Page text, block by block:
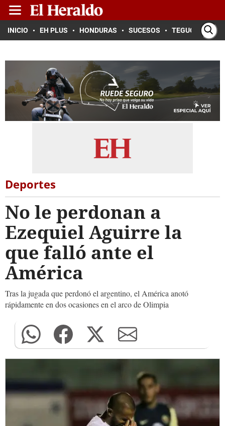
INICIO EH PLUS HONDURAS SUCESOS TEGUCIGALPA
Deportes
No le perdonan a
Ezequiel Aguirre la
que falló ante el
América
Tras la jugada que perdonó el argentino, el América anotó
rápidamente en dos ocasiones en el arco de Olimpia